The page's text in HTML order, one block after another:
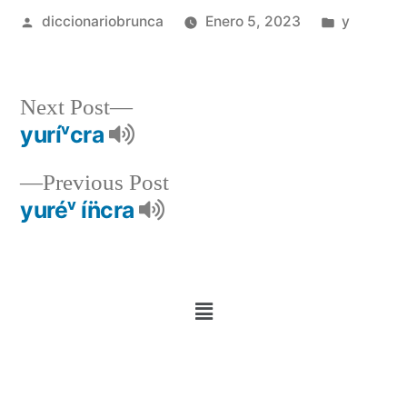
diccionariobrunca Enero 5, 2023 y
Previous Post
yuréᵛ ín̈cra
Next Post
yuríᵛcra